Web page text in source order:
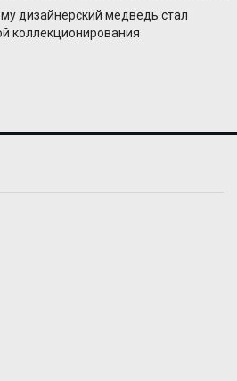
дизайнерский медведь стал
коллекционирования